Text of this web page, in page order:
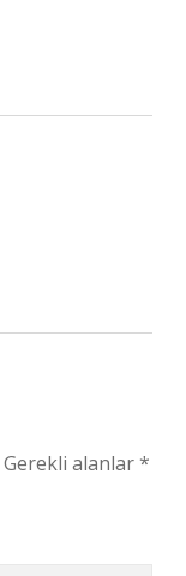
Gerekli alanlar*